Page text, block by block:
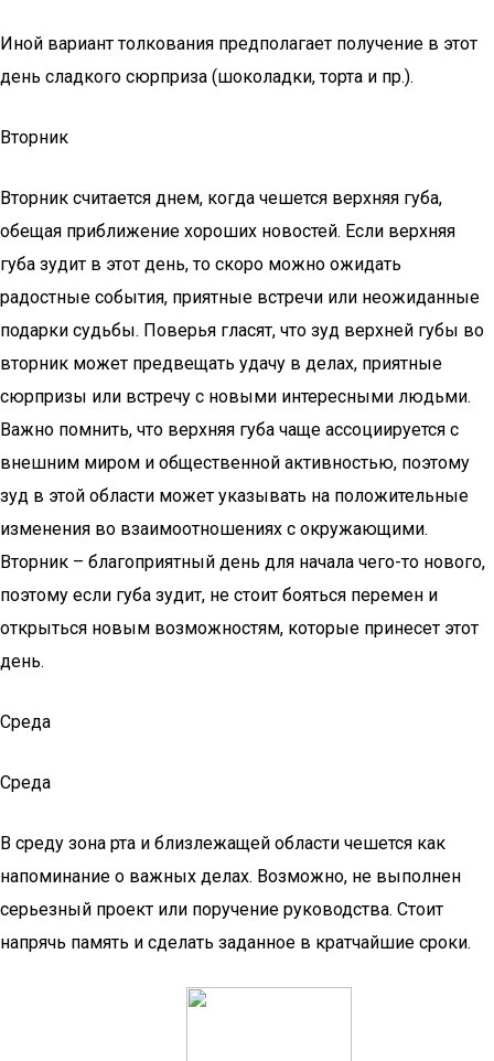
Иной вариант толкования предполагает получение в этот
день сладкого сюрприза (шоколадки, торта и пр.).
Вторник
Вторник считается днем, когда чешется верхняя губа,
обещая приближение хороших новостей. Если верхняя
губа зудит в этот день, то скоро можно ожидать
радостные события, приятные встречи или неожиданные
подарки судьбы. Поверья гласят, что зуд верхней губы во
вторник может предвещать удачу в делах, приятные
сюрпризы или встречу с новыми интересными людьми.
Важно помнить, что верхняя губа чаще ассоциируется с
внешним миром и общественной активностью, поэтому
зуд в этой области может указывать на положительные
изменения во взаимоотношениях с окружающими.
Вторник – благоприятный день для начала чего-то нового,
поэтому если губа зудит, не стоит бояться перемен и
открыться новым возможностям, которые принесет этот
день.
Среда
Среда
В среду зона рта и близлежащей области чешется как
напоминание о важных делах. Возможно, не выполнен
серьезный проект или поручение руководства. Стоит
напрячь память и сделать заданное в кратчайшие сроки.